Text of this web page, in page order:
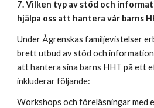
7. Vilken typ av stöd och
hjälpa oss att hantera vår barns
Under Ågrenskas familjevistelser
brett utbud av stöd och
att hantera sina barns HHT på ett
inkluderar följande:
Workshops och föreläsningar med